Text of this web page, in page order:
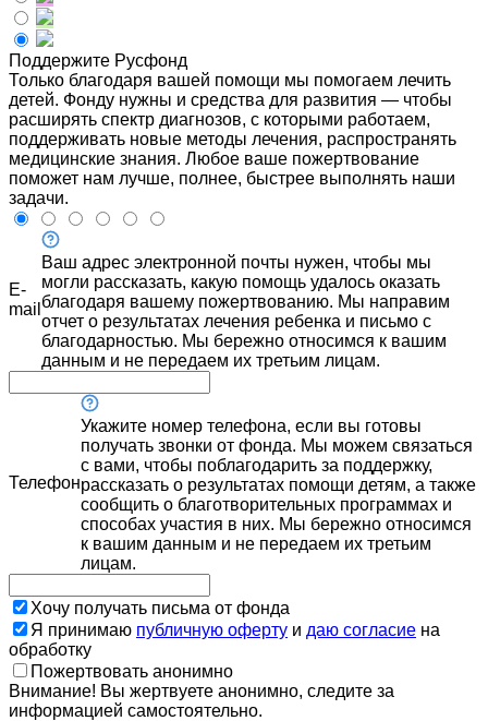
Поддержите Русфонд
Только благодаря вашей помощи мы помогаем лечить
детей. Фонду нужны и средства для развития — чтобы
расширять спектр диагнозов, с которыми работаем,
поддерживать новые методы лечения, распространять
медицинские знания. Любое ваше пожертвование
поможет нам лучше, полнее, быстрее выполнять наши
задачи.
E-
mail
Ваш адрес электронной почты нужен, чтобы мы
могли рассказать, какую помощь удалось оказать
благодаря вашему пожертвованию. Мы направим
отчет о результатах лечения ребенка и письмо с
благодарностью. Мы бережно относимся к вашим
данным и не передаем их третьим лицам.
Телефон
Укажите номер телефона, если вы готовы
получать звонки от фонда. Мы можем связаться
с вами, чтобы поблагодарить за поддержку,
рассказать о результатах помощи детям, а также
сообщить о благотворительных программах и
способах участия в них. Мы бережно относимся
к вашим данным и не передаем их третьим
лицам.
Хочу получать письма от фонда
Я принимаю публичную оферту и даю согласие на
обработку
Пожертвовать анонимно
Внимание! Вы жертвуете анонимно, следите за
информацией самостоятельно.